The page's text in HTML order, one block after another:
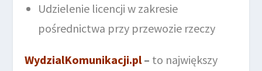
Udzielenie licencji w zakresie
pośrednictwa przy przewozie rzeczy
WydzialKomunikacji.pl – to największy